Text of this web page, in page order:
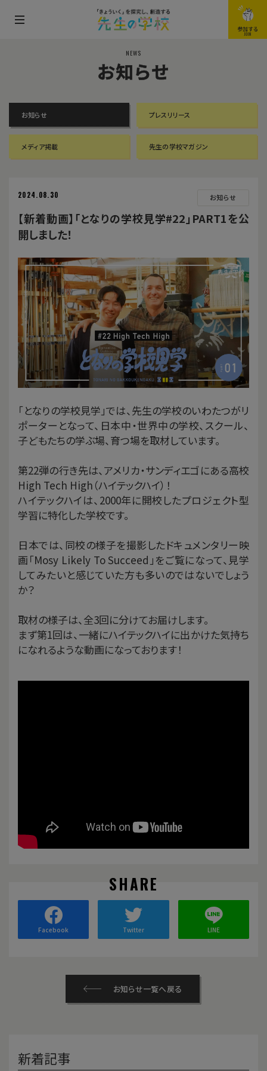
メ
開
閉
す
る
参加する
JOIN
NEWS
お知らせ
お知らせ プレスリリース
メディア掲載 先生の学校マガジン
2024.08.30 お知らせ
【新着動画】「となりの学校見学#22」PART1を公
開しました！
「となりの学校見学」では、先生の学校のいわたつがリ
ポーターとなって、日本中・世界中の学校、スクール、
子どもたちの学ぶ場、育つ場を取材しています。
第22弾の行き先は、アメリカ・サンディエゴにある高校
High Tech High（ハイテックハイ）！
ハイテックハイは、2000年に開校したプロジェクト型
学習に特化した学校です。
日本では、同校の様子を撮影したドキュメンタリー映
画「Mosy Likely To Succeed」をご覧になって、見学
してみたいと感じていた方も多いのではないでしょう
か？
取材の様子は、全3回に分けてお届けします。
まず第1回は、一緒にハイテックハイに出かけた気持ち
になれるような動画になっております！
SHARE
Facebook Twitter LINE
お知らせ一覧へ戻る
新着記事